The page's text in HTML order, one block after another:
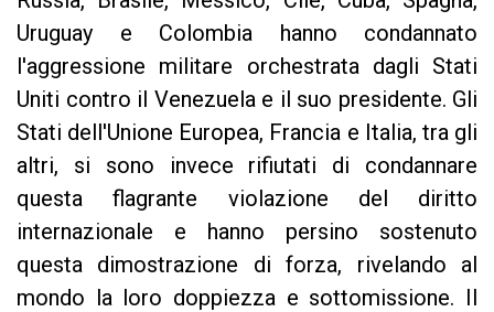
Uruguay e Colombia hanno condannato
l'aggressione militare orchestrata dagli Stati
Uniti contro il Venezuela e il suo presidente. Gli
Stati dell'Unione Europea, Francia e Italia, tra gli
altri, si sono invece rifiutati di condannare
questa flagrante violazione del diritto
internazionale e hanno persino sostenuto
questa dimostrazione di forza, rivelando al
mondo la loro doppiezza e sottomissione. Il